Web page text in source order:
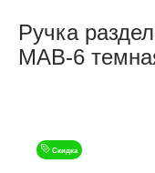
Ручка
MAB-6
Скидка